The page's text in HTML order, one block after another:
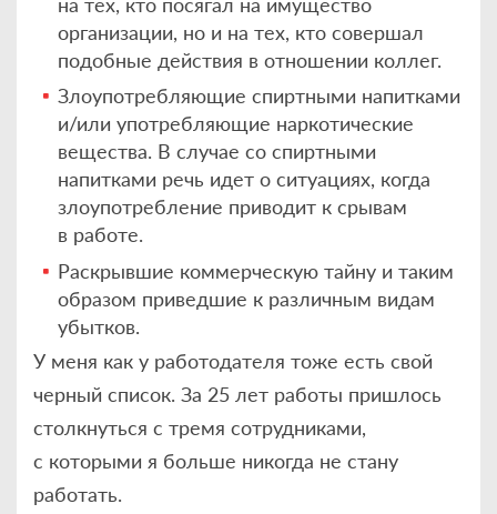
организации, но и на тех, кто совершал
подобные действия в отношении коллег.
Злоупотребляющие спиртными напитками
и/или употребляющие наркотические
вещества. В случае со спиртными
напитками речь идет о ситуациях, когда
злоупотребление приводит к срывам
в работе.
Раскрывшие коммерческую тайну и таким
образом приведшие к различным видам
убытков.
У меня как у работодателя тоже есть свой
черный список. За 25 лет работы пришлось
столкнуться с тремя сотрудниками,
с которыми я больше никогда не стану
работать.